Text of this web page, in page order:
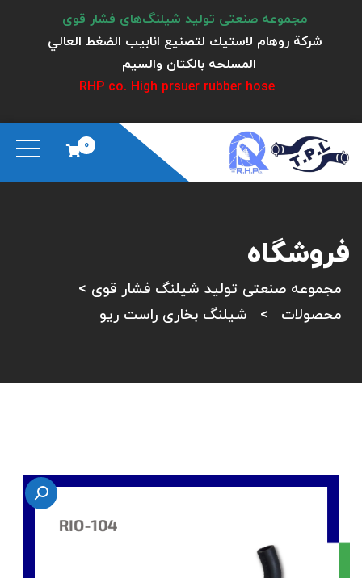
مجموعه صنعتی تولید شیلنگ‌های فشار قوی
شركة روهام لاستيك لتصنيع انابيب الضغط العالي
المسلحه بالكتان والسيم
RHP co. High prsuer rubber hose
0
فروشگاه
مجموعه صنعتی تولید شیلنگ فشار قوی >
محصولات
> شیلنگ بخاری راست ریو